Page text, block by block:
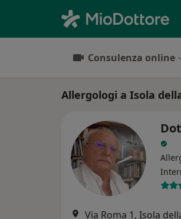
Consulenza online
Allergologi a Isola
Via Roma 1, Isola